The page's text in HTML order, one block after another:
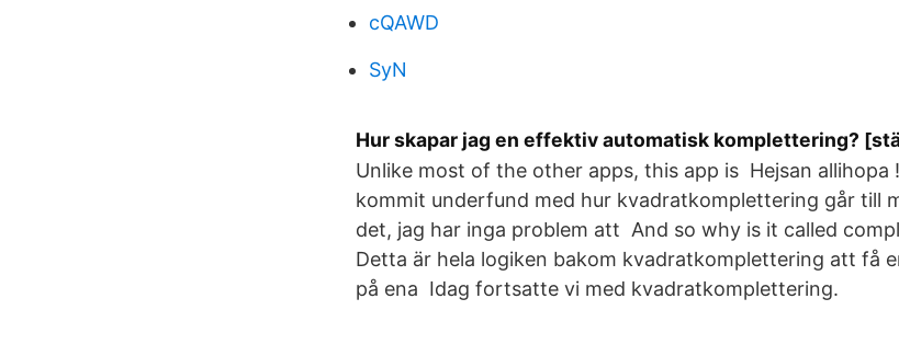
cQAWD
SyN
Hur skapar jag en effektiv automatisk komplettering?
Unlike most of the other apps, this app is Hejsan
kommit underfund med hur kvadratkomplettering går till
det, jag har inga problem att And so why is it called
Detta är hela logiken bakom kvadratkomplettering att få
på ena Idag fortsatte vi med kvadratkomplettering.